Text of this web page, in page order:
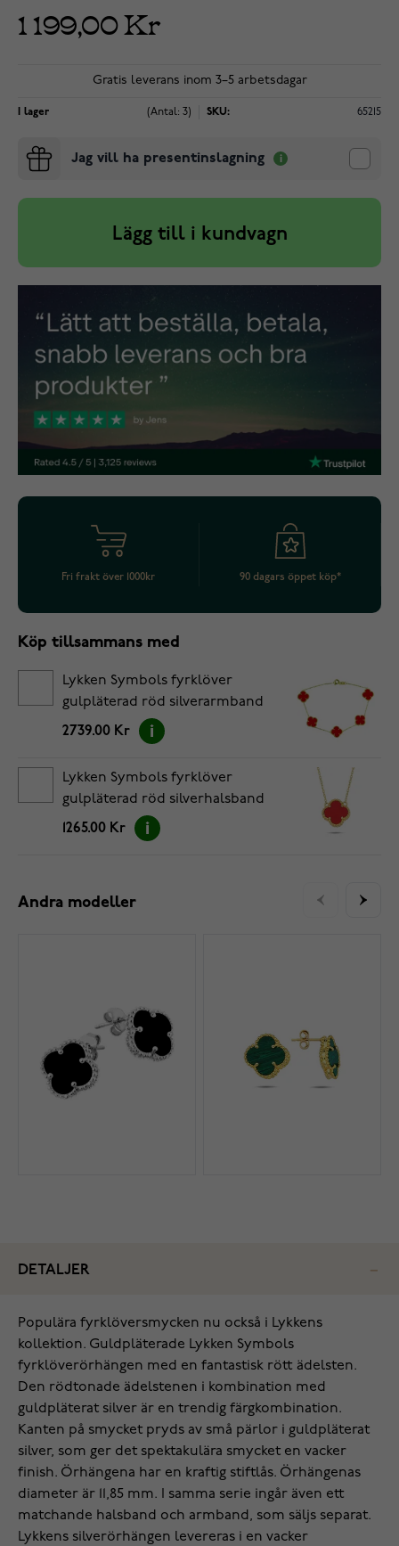
1 199,00 Kr
Gratis leverans inom 3–5 arbetsdagar
I lager (Antal: 3) SKU: 65215
Jag vill ha presentinslagning
Lägg till i kundvagn
Fri frakt över 1000kr 90 dagars öppet köp*
Köp tillsammans med
Lykken Symbols fyrklöver
gulpläterad röd silverarmband
17+3cm
2739.00 Kr
Lykken Symbols fyrklöver
gulpläterad röd silverhalsband
42+3cm
1265.00 Kr
Andra modeller
DETALJER
Populära fyrklöversmycken nu också i Lykkens
kollektion. Guldpläterade Lykken Symbols
fyrklöverörhängen med en fantastisk rött ädelsten.
Den rödtonade ädelstenen i kombination med
guldpläterat silver är en trendig färgkombination.
Kanten på smycket pryds av små pärlor i guldpläterat
silver, som ger det spektakulära smycket en vacker
finish. Örhängena har en kraftig stiftlås. Örhängenas
diameter är 11,85 mm. I samma serie ingår även ett
matchande halsband och armband, som säljs separat.
Lykkens silverörhängen levereras i en vacker